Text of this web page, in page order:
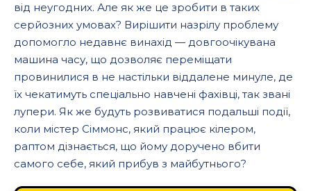
від неугодних. Але як же це зробити в таких
серйозних умовах? Вирішити назрілу проблему
допомогло недавнє винахід — довгоочікувана
машина часу, що дозволяє переміщати
провинилися в не настільки віддалене минуле, де
їх чекатимуть спеціально навчені фахівці, так звані
лупери. Як же будуть розвиватися подальші події,
коли містер Сіммонс, який працює кілером,
раптом дізнається, що йому доручено вбити
самого себе, який прибув з майбутнього?